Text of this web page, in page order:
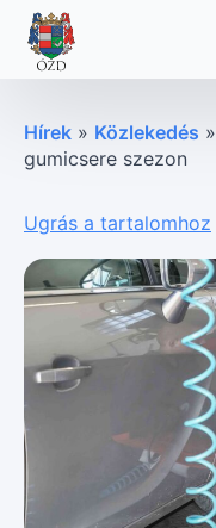
Hírek » Közlekedés »
gumicsere szezon
Ugrás a tartalomhoz